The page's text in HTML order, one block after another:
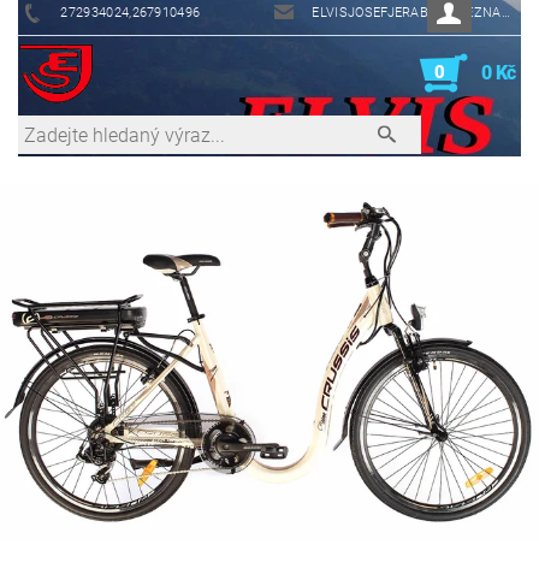
272934024,267910496 ELVISJOSEFJERABEK@SEZNAM.CZ
0 0 Kč